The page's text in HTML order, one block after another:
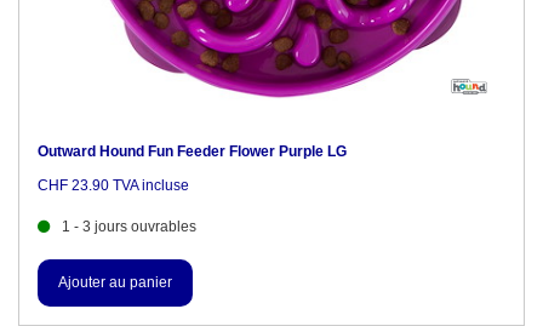
Outward Hound Fun Feeder Flower Purple LG
CHF 23.90 TVA incluse
1 - 3 jours ouvrables